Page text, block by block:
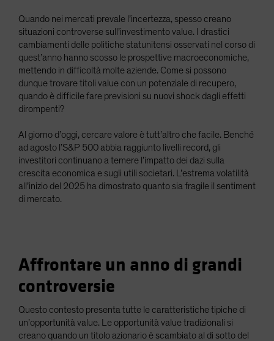
United States (US Citizens)
US (Non-US Citizens/NRC)
Quando nei mercati prevale l’incertezza, spesso creano
situazioni controverse sull’investimento value. I drastici
cambiamenti delle politiche statunitensi osservati nel corso di
quest’anno hanno scosso le prospettive macroeconomiche,
mettendo in difficoltà molte aziende. Come si possono
dunque trovare titoli value con un potenziale di recupero,
quando è difficile fare previsioni su nuovi shock dagli effetti
dirompenti?
Al giorno d’oggi, cercare valore è tutt’altro che facile. Benché
ad agosto l’S&P 500 abbia raggiunto livelli record, gli
investitori continuano a temere l’impatto dei dazi sulla
crescita economica e sugli utili societari. L’estrema volatilità
all’inizio del 2025 ha dimostrato quanto sia fragile il sentiment
di mercato.
Affrontare un anno di grandi
controversie
Questo contesto presenta tutte le caratteristiche tipiche di
un’opportunità value. Le opportunità value tradizionali si
creano quando un titolo azionario è scambiato al di sotto del